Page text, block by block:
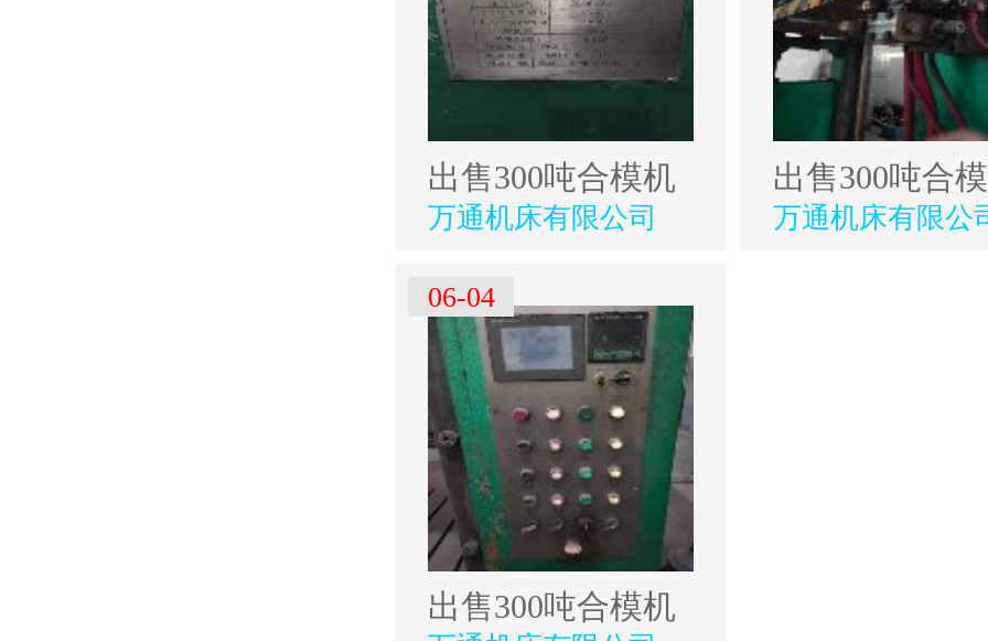
出售300吨合模机
万通机床有限公司
出售300吨合
万通机床有限公
06-04
出售300吨合模机